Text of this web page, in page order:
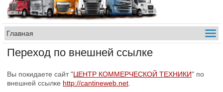
Переход по внешней ссылке
Вы покидаете сайт "ЦЕНТР КОММЕРЧЕСКОЙ ТЕХНИКИ" по
внешней ссылке http://cantineweb.net